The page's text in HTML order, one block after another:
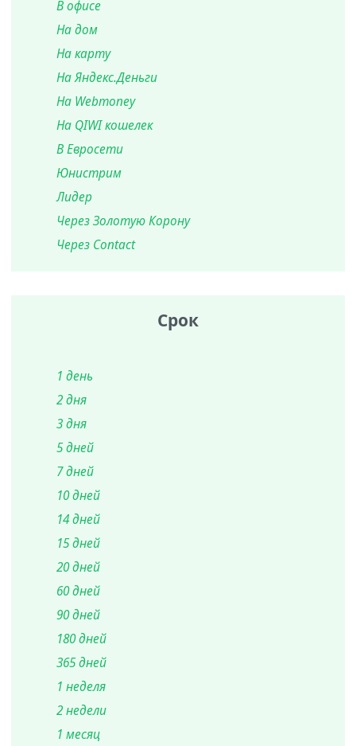
В офисе
На дом
На карту
На Яндекс.Деньги
На Webmoney
На QIWI кошелек
В Евросети
Юнистрим
Лидер
Через Золотую Корону
Через Contact
Срок
1 день
2 дня
3 дня
5 дней
7 дней
10 дней
14 дней
15 дней
20 дней
60 дней
90 дней
180 дней
365 дней
1 неделя
2 недели
1 месяц